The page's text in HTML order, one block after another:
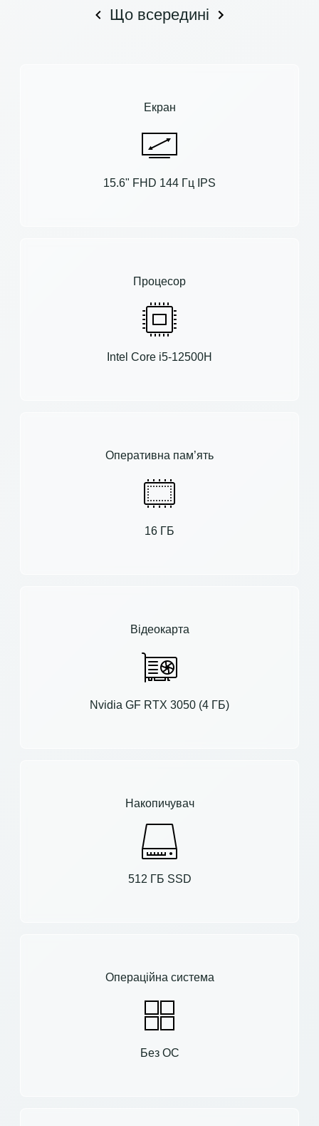
Що всередині
Екран
15.6" FHD 144 Гц IPS
Процесор
Intel Core i5-12500H
Оперативна пам’ять
16 ГБ
Відеокарта
Nvidia GF RTX 3050 (4 ГБ)
Накопичувач
512 ГБ SSD
Операційна система
Без ОС